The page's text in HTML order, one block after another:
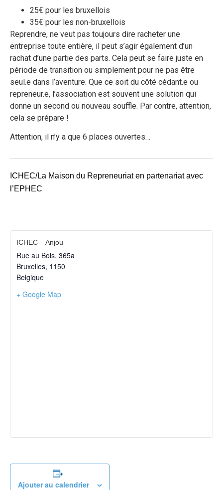
25€ pour les bruxellois
35€ pour les non-bruxellois
Reprendre, ne veut pas toujours dire racheter une
entreprise toute entière, il peut s’agir également d’un
rachat d’une partie des parts. Cela peut se faire juste en
période de transition ou simplement pour ne pas être
seul.e dans l’aventure. Que ce soit du côté cédant.e ou
repreneur.e, l’association est souvent une solution qui
donne un second ou nouveau souffle. Par contre, attention,
cela se prépare !
Attention, il n’y a que 6 places ouvertes…
ICHEC/La Maison du Repreneuriat en partenariat avec
l’EPHEC
ICHEC – Anjou
Rue au Bois, 365a
Bruxelles, 1150
Belgique
+ Google Map
Ajouter au calendrier